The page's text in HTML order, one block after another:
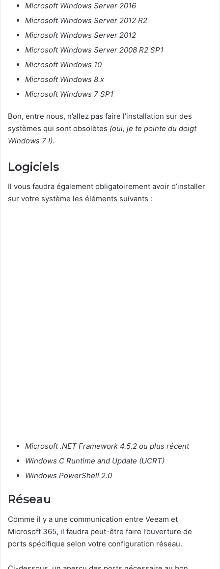
Microsoft Windows Server 2016
Microsoft Windows Server 2012 R2
Microsoft Windows Server 2012
Microsoft Windows Server 2008 R2 SP1
Microsoft Windows 10
Microsoft Windows 8.x
Microsoft Windows 7 SP1
Bon, entre nous, n’allez pas faire l’installation sur des
systèmes qui sont obsolètes (oui, je te pointe du doigt
Windows 7 !).
Logiciels
Il vous faudra également obligatoirement avoir d’installer
sur votre système les éléments suivants :
Microsoft .NET Framework 4.5.2 ou plus récent
Windows C Runtime and Update (UCRT)
Windows PowerShell 2.0
Réseau
Comme il y a une communication entre Veeam et
Microsoft 365, il faudra peut-être faire l’ouverture de
ports spécifique selon votre configuration réseau.